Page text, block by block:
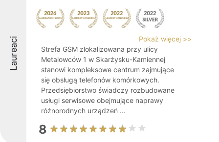
Laureaci
Pokaż więcej >>
Strefa GSM zlokalizowana przy ulicy
Metalowców 1 w Skarżysku-Kamiennej
stanowi kompleksowe centrum zajmujące
się obsługą telefonów komórkowych.
Przedsiębiorstwo świadczy rozbudowane
usługi serwisowe obejmujące naprawy
różnorodnych urządzeń ...
8